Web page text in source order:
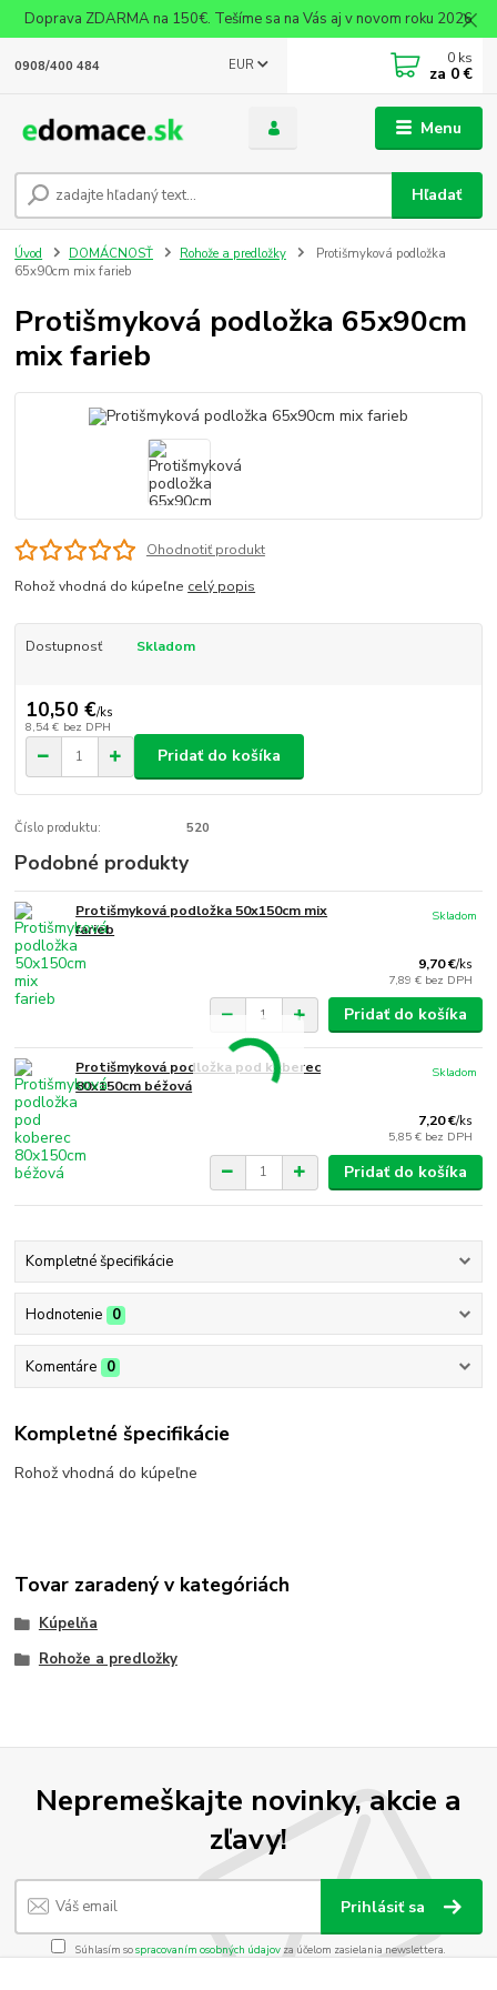
Doprava ZDARMA na 150€. Tešíme sa na Vás aj v novom roku 2026
Menu
EUR
Hľadať
0908/400 484 0 ks
za 0 €
Úvod DOMÁCNOSŤ Rohože a predložky
Protišmyková podložka
65x90cm mix farieb
Protišmyková podložka 65x90cm
mix farieb
Ohodnotiť produkt
Rohož vhodná do kúpeľne celý popis
Dostupnosť Skladom
10,50 €/ks
8,54 € bez DPH
Pridať do košíka
Číslo produktu: 520
Podobné produkty
Protišmyková podložka 50x150cm mix
farieb
9,70 €/ks
7,89 € bez DPH
Skladom
Pridať do košíka
Protišmyková podložka pod koberec
80x150cm béžová
7,20 €/ks
5,85 € bez DPH
Skladom
Pridať do košíka
Kompletné špecifikácie
Hodnotenie 0
Komentáre 0
Kompletné špecifikácie
Rohož vhodná do kúpeľne
Tovar zaradený v kategóriách
Kúpelňa
Rohože a predložky
Nepremeškajte novinky, akcie a
zľavy!
Prihlásiť sa
Súhlasím sospracovaním osobných údajov za účelom zasielania newslettera.